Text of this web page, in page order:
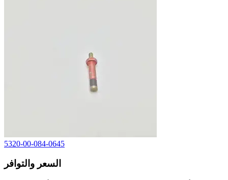
5320-00-084-0645
السعر والتوافر